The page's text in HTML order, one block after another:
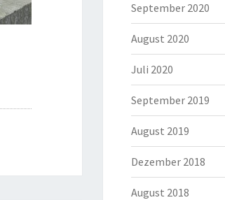
September 2020
August 2020
Juli 2020
September 2019
August 2019
Dezember 2018
August 2018